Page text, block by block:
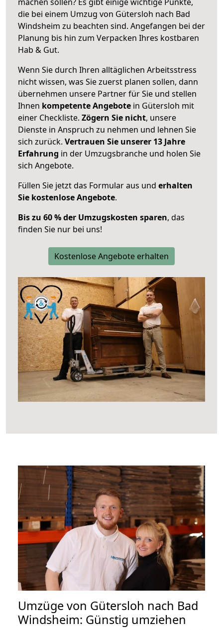
die bei einem Umzug von Gütersloh nach Bad
Windsheim zu beachten sind. Angefangen bei der
Planung bis hin zum Verpacken Ihres kostbaren
Hab & Gut.
Wenn Sie durch Ihren alltäglichen Arbeitsstress
nicht wissen, was Sie zuerst planen sollen, dann
übernehmen unsere Partner für Sie und stellen
Ihnen kompetente Angebote in Gütersloh mit
einer Checkliste. Zögern Sie nicht, unsere
Dienste in Anspruch zu nehmen und lehnen Sie
sich zurück. Vertrauen Sie unserer 13 Jahre
Erfahrung in der Umzugsbranche und holen Sie
sich Angebote.
Füllen Sie jetzt das Formular aus und erhalten
Sie kostenlose Angebote.
Bis zu 60 % der Umzugskosten sparen, das
finden Sie nur bei uns!
Kostenlose Angebote erhalten
Umzüge von Gütersloh nach Bad
Windsheim: Günstig umziehen